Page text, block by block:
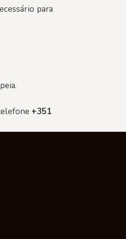
para
+351